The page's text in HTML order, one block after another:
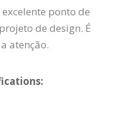
ponto de
de design. É
atenção.